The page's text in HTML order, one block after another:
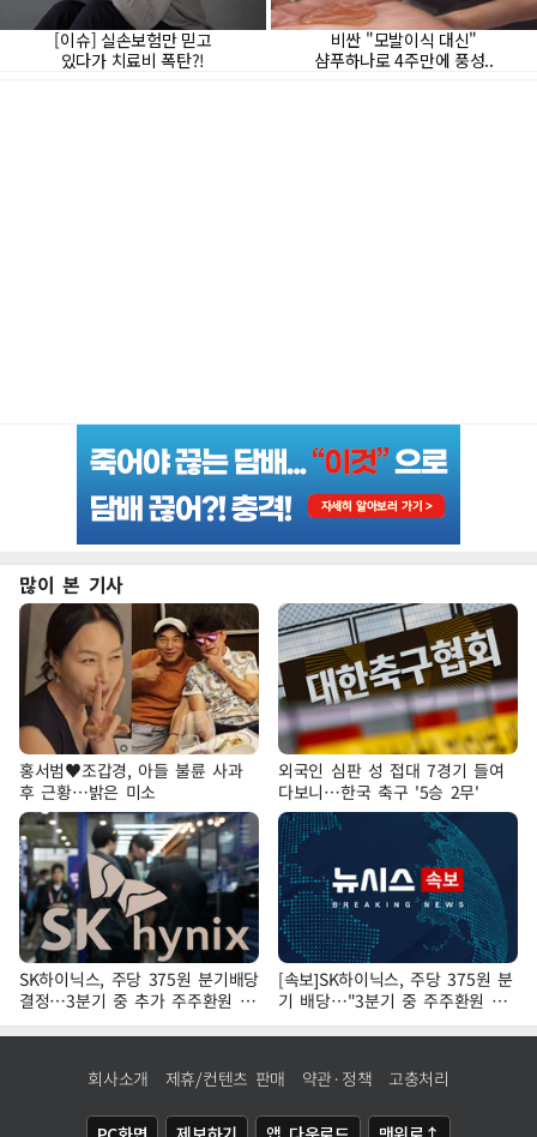
많이 본 기사
홍서범♥조갑경, 아들 불륜 사과
후 근황…밝은 미소
외국인 심판 성 접대 7경기 들여
다보니…한국 축구 '5승 2무'
SK하이닉스, 주당 375원 분기배당
결정…3분기 중 추가 주주환원 발
표
[속보]SK하이닉스, 주당 375원 분
기 배당…"3분기 중 주주환원 방
안 확정"
회사소개 제휴/컨텐츠 판매 약관·정책 고충처리